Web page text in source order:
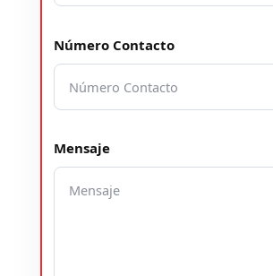
Número Contacto
Mensaje